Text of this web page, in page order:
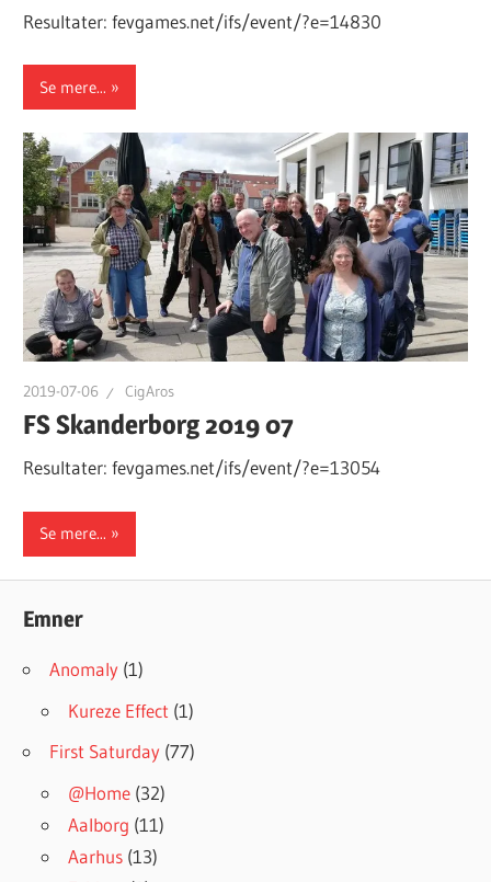
Resultater: fevgames.net/ifs/event/?e=14830
Se mere...
2019-07-06 CigAros
FS Skanderborg 2019 07
Resultater: fevgames.net/ifs/event/?e=13054
Se mere...
Emner
Anomaly (1)
Kureze Effect (1)
First Saturday (77)
@Home (32)
Aalborg (11)
Aarhus (13)